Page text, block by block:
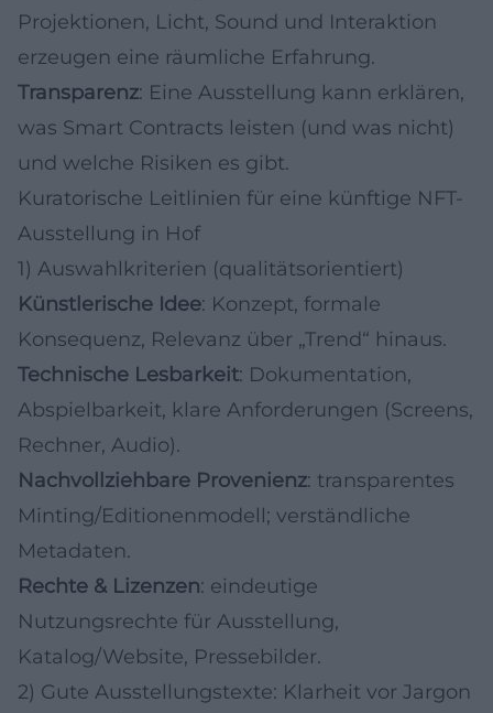
Projektionen, Licht, Sound und Interaktion
erzeugen eine räumliche Erfahrung.
Transparenz: Eine Ausstellung kann erklären,
was Smart Contracts leisten (und was nicht)
und welche Risiken es gibt.
Kuratorische Leitlinien für eine künftige NFT-
Ausstellung in Hof
1) Auswahlkriterien (qualitätsorientiert)
Künstlerische Idee: Konzept, formale
Konsequenz, Relevanz über „Trend“ hinaus.
Technische Lesbarkeit: Dokumentation,
Abspielbarkeit, klare Anforderungen (Screens,
Rechner, Audio).
Nachvollziehbare Provenienz: transparentes
Minting/Editionenmodell; verständliche
Metadaten.
Rechte & Lizenzen: eindeutige
Nutzungsrechte für Ausstellung,
Katalog/Website, Pressebilder.
2) Gute Ausstellungstexte: Klarheit vor Jargon